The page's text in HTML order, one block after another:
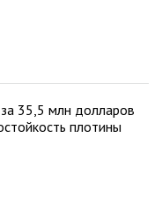
35,5 млн долларов
плотины